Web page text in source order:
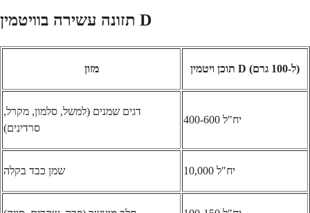
תזונה עשירה בוויטמין D
מזון תוכן ויטמין D (ל-100 גרם)
דגים שמנים (למשל, סלמון, מקרל,
סרדינים)
400-600 יח"ל
שמן כבד בקלה 10,000 יח"ל